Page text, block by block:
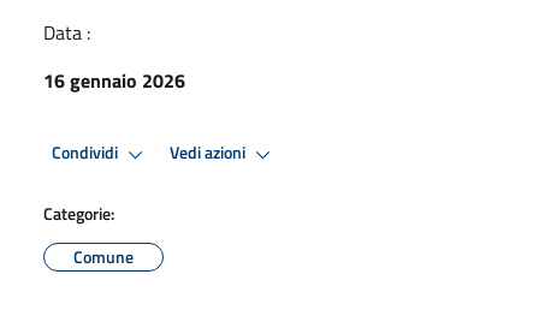
Data :
16 gennaio 2026
Condividi Vedi azioni
Categorie:
Comune